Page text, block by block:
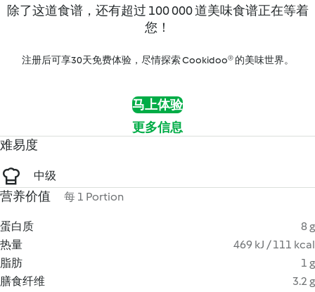
除了这道食谱，还有超过 100 000 道美味食谱正在等着
您！
注册后可享30天免费体验，尽情探索 Cookidoo® 的美味世界。
马上体验
更多信息
难易度
中级
营养价值 每 1 Portion
蛋白质
8 g
热量
469 kJ / 111 kcal
脂肪
1 g
膳食纤维
3.2 g